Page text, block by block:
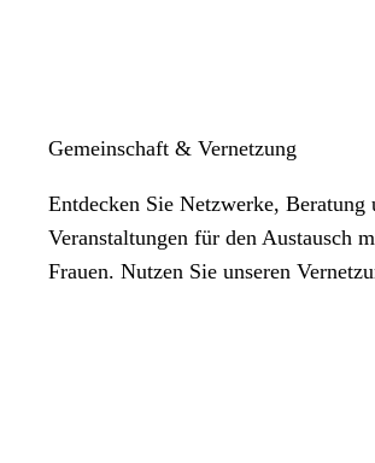
Gemeinschaft & Vernetzung
Entdecken Sie Netzwerke, Beratung
Veranstaltungen für den Austausch
Frauen. Nutzen Sie unseren